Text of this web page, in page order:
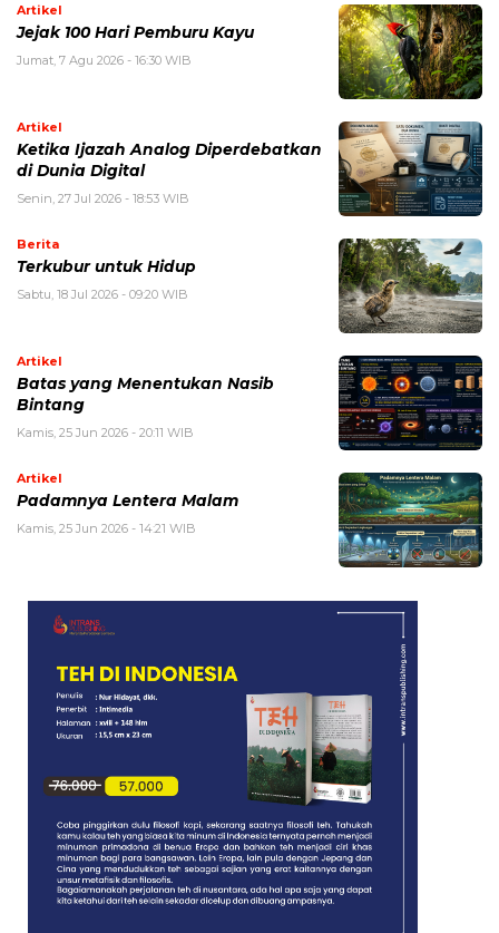
Artikel
Jejak 100 Hari Pemburu Kayu
Jumat, 7 Agu 2026 - 16:30 WIB
Artikel
Ketika Ijazah Analog Diperdebatkan
di Dunia Digital
Senin, 27 Jul 2026 - 18:53 WIB
Berita
Terkubur untuk Hidup
Sabtu, 18 Jul 2026 - 09:20 WIB
Artikel
Batas yang Menentukan Nasib
Bintang
Kamis, 25 Jun 2026 - 20:11 WIB
Artikel
Padamnya Lentera Malam
Kamis, 25 Jun 2026 - 14:21 WIB